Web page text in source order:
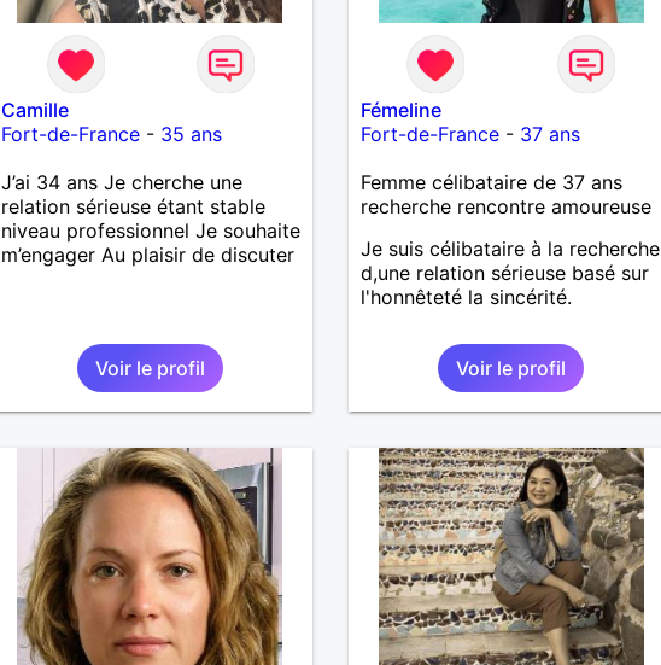
Camille
Fort-de-France- 35 ans
J’ai 34 ans Je cherche une
relation sérieuse étant stable
niveau professionnel Je souhaite
m’engager Au plaisir de discuter
Voir le profil
Fémeline
Fort-de-France - 37 ans
Femme célibataire de 37 ans
recherche rencontre amoureuse
Je suis célibataire à la recherche
d,une relation sérieuse basé sur
l'honnêteté la sincérité.
Voir le profil